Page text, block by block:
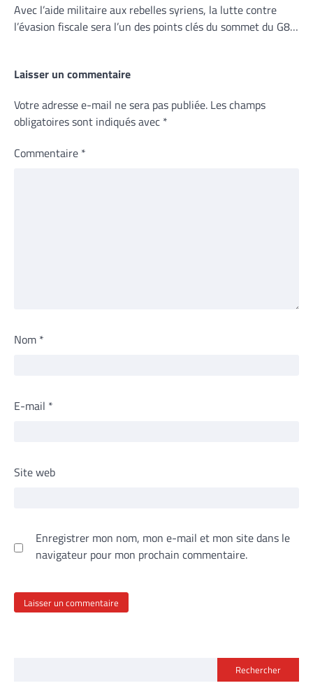
Avec l’aide militaire aux rebelles syriens, la lutte contre
l’évasion fiscale sera l’un des points clés du sommet du G8…
Laisser un commentaire
Votre adresse e-mail ne sera pas publiée. Les champs
obligatoires sont indiqués avec *
Commentaire *
Nom *
E-mail *
Site web
Enregistrer mon nom, mon e-mail et mon site dans le
navigateur pour mon prochain commentaire.
Rechercher